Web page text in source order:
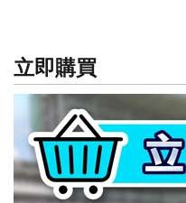
立即購買